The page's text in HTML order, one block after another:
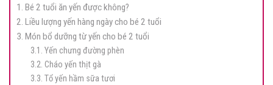
1. Bé 2 tuổi ăn yến được không?
2. Liều lượng yến hàng ngày cho bé 2 tuổi
3. Món bổ dưỡng từ yến cho bé 2 tuổi
3.1. Yến chưng đường phèn
3.2. Cháo yến thịt gà
3.3. Tổ yến hầm sữa tươi